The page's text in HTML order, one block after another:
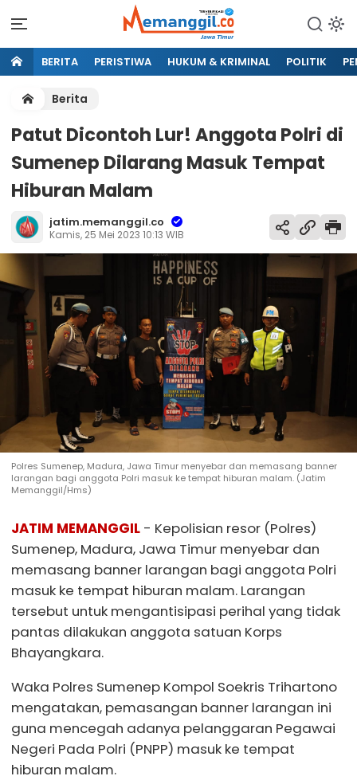
BERITA PERISTIWA HUKUM & KRIMINAL POLITIK
Berita
Patut Dicontoh Lur! Anggota Polri di
Sumenep Dilarang Masuk Tempat
Hiburan Malam
jatim.memanggil.co
Kamis, 25 Mei 2023 10:13 WIB
Polres Sumenep, Madura, Jawa Timur menyebar dan memasang banner
larangan bagi anggota Polri masuk ke tempat hiburan malam. (Jatim
Memanggil/Hms)
JATIM MEMANGGIL - Kepolisian resor (Polres)
Sumenep, Madura, Jawa Timur menyebar dan
memasang banner larangan bagi anggota Polri
masuk ke tempat hiburan malam. Larangan
tersebut untuk mengantisipasi perihal yang tidak
pantas dilakukan anggota satuan Korps
Bhayangkara.
Waka Polres Sumenep Kompol Soekris Trihartono
mengatakan, pemasangan banner larangan ini
guna mencegah adanya pelanggaran Pegawai
Negeri Pada Polri (PNPP) masuk ke tempat
hiburan malam.